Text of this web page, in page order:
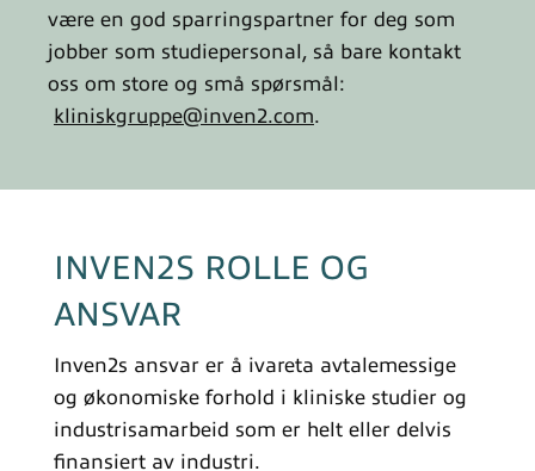
være en god sparringspartner for deg som
jobber som studiepersonal, så bare kontakt
oss om store og små spørsmål:
kliniskgruppe@inven2.com.
INVEN2S ROLLE OG
ANSVAR
Inven2s ansvar er å ivareta avtalemessige
og økonomiske forhold i kliniske studier og
industrisamarbeid som er helt eller delvis
finansiert av industri.